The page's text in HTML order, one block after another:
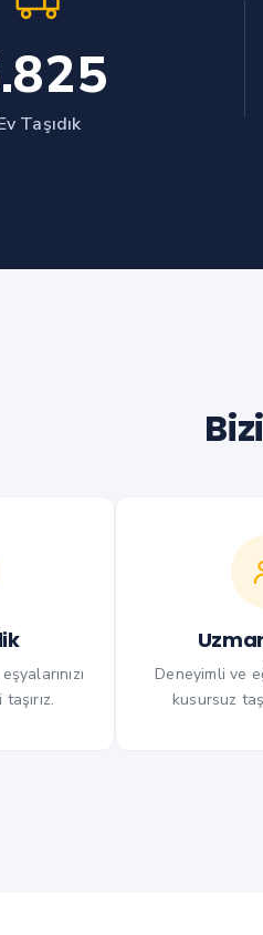
Taşıdık
Deneyimli ve
kusursuz